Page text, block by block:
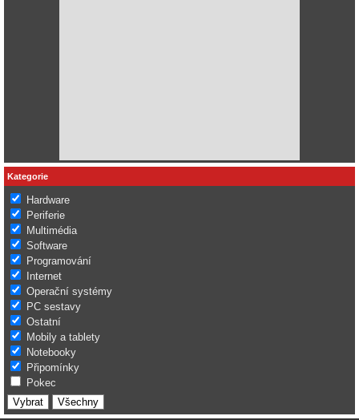
Kategorie
Hardware
Periferie
Multimédia
Software
Programování
Internet
Operační systémy
PC sestavy
Ostatní
Mobily a tablety
Notebooky
Připomínky
Pokec